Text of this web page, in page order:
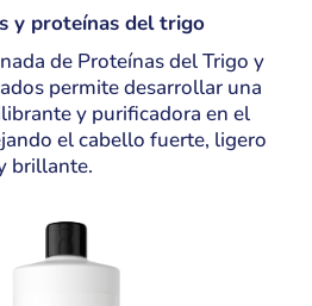
y proteínas del trigo
de Proteínas del Trigo y
permite desarrollar una
y purificadora en el
el cabello fuerte, ligero
brillante.